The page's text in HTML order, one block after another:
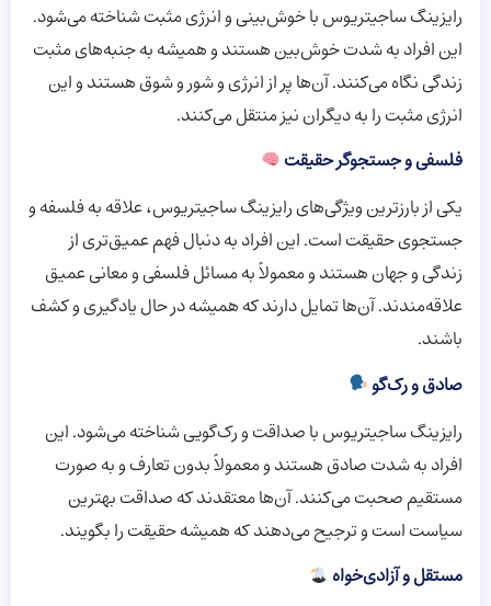
رایزینگ ساجیتریوس با خوش‌بینی و انرژی مثبت شناخته می‌شود.
این افراد به شدت خوش‌بین هستند و همیشه به جنبه‌های مثبت
زندگی نگاه می‌کنند. آن‌ها پر از انرژی و شور و شوق هستند و این
انرژی مثبت را به دیگران نیز منتقل می‌کنند.
فلسفی و جستجوگر حقیقت
یکی از بارزترین ویژگی‌های رایزینگ ساجیتریوس، علاقه به فلسفه و
جستجوی حقیقت است. این افراد به دنبال فهم عمیق‌تری از
زندگی و جهان هستند و معمولاً به مسائل فلسفی و معانی عمیق
علاقه‌مندند. آن‌ها تمایل دارند که همیشه در حال یادگیری و کشف
باشند.
صادق و رک‌گو
رایزینگ ساجیتریوس با صداقت و رک‌گویی شناخته می‌شود. این
افراد به شدت صادق هستند و معمولاً بدون تعارف و به صورت
مستقیم صحبت می‌کنند. آن‌ها معتقدند که صداقت بهترین
سیاست است و ترجیح می‌دهند که همیشه حقیقت را بگویند.
مستقل و آزادی‌خواه